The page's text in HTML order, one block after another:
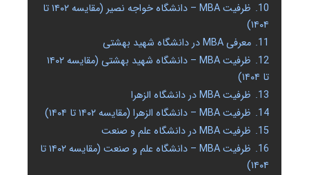
10.
ظرفیت MBA – دانشگاه خواجه نصیر (مقایسه ۱۴۰۲ تا
۱۴۰۴)
11. معرفی MBA در دانشگاه شهید بهشتی
12.
ظرفیت MBA – دانشگاه شهید بهشتی (مقایسه ۱۴۰۲
تا ۱۴۰۴)
13. ظرفیت MBA در دانشگاه الزهرا
14. ظرفیت MBA – دانشگاه الزهرا (مقایسه ۱۴۰۲ تا ۱۴۰۴)
15. ظرفیت MBA در دانشگاه علم و صنعت
16.
ظرفیت MBA – دانشگاه علم و صنعت (مقایسه ۱۴۰۲ تا
۱۴۰۴)